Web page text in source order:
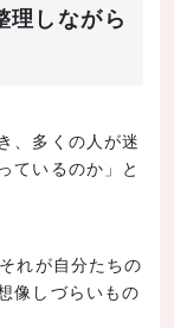
理しながら
、多くの人が迷
ているのか」と
れが自分たちの
像しづらいもの